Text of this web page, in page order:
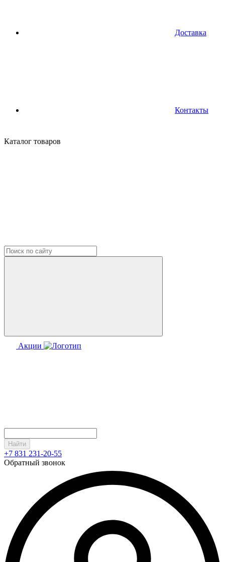
Доставка
Контакты
Каталог товаров
Акции
Найти
+7 831 231-20-55
Обратный звонок